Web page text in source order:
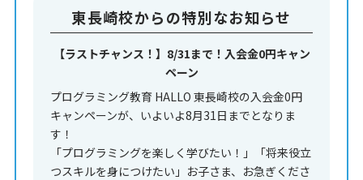
東長崎校からの特別なお知らせ
【ラストチャンス！】8/31まで！入会金0円キャン
ペーン
プログラミング教育 HALLO 東長崎校の入会金0円
キャンペーンが、いよいよ8月31日までとなりま
す！
「プログラミングを楽しく学びたい！」「将来役立
つスキルを身につけたい」お子さま、お急ぎくださ